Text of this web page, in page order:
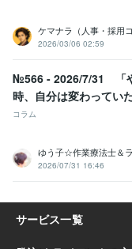
ケマナラ（人事・採用
2026/03/06 02:59
№566 - 2026/7/31 「
時、自分は変わってい
コラム
ゆう子☆作業療法士＆
2026/07/31 16:46